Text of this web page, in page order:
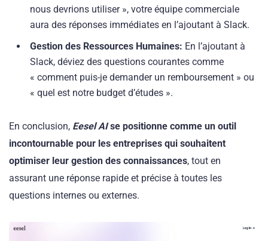
nous devrions utiliser », votre équipe commerciale
aura des réponses immédiates en l’ajoutant à Slack.
Gestion des Ressources Humaines: En l’ajoutant à
Slack, déviez des questions courantes comme
« comment puis-je demander un remboursement » ou
« quel est notre budget d’études ».
En conclusion, Eesel AIse positionne comme un outil
incontournable pour les entreprises qui souhaitent
optimiser leur gestion des connaissances, tout en
assurant une réponse rapide et précise à toutes les
questions internes ou externes.